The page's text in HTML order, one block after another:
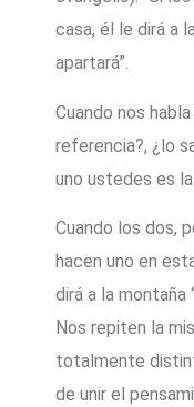
casa, él le dirá a
apartará”.
Cuando nos
referencia?, ¿lo
uno ustedes es
Cuando los dos,
hacen uno en
dirá a la montaña
Nos repiten la
totalmente
de unir el